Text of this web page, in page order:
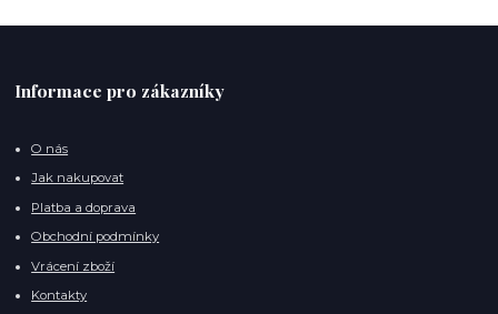
Informace pro zákazníky
O nás
Jak nakupovat
Platba a doprava
Obchodní podmínky
Vrácení zboží
Kontakty